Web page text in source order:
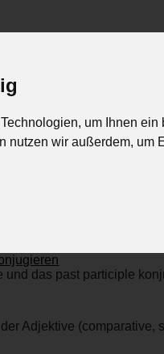
um Ihnen
nutzen wir außerdem,
Verben Franz.
und das past participle
Adjektive